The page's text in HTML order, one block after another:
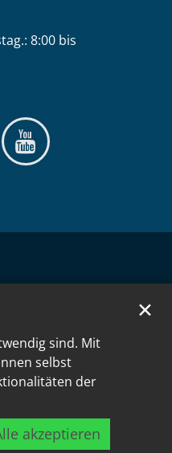
sind. Mit
selbst
der
akzeptieren
✕
8:00 bis